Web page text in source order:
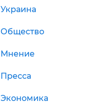
Украина
Общество
Мнение
Пресса
Экономика